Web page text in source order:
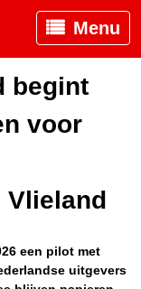
Menu
begint
voor
Vlieland
een pilot met
uitgevers